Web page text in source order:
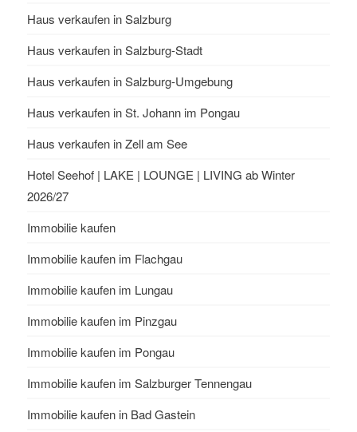
Haus verkaufen in Salzburg
Haus verkaufen in Salzburg-Stadt
Haus verkaufen in Salzburg-Umgebung
Haus verkaufen in St. Johann im Pongau
Haus verkaufen in Zell am See
Hotel Seehof | LAKE | LOUNGE | LIVING ab Winter
2026/27
Immobilie kaufen
Immobilie kaufen im Flachgau
Immobilie kaufen im Lungau
Immobilie kaufen im Pinzgau
Immobilie kaufen im Pongau
Immobilie kaufen im Salzburger Tennengau
Immobilie kaufen in Bad Gastein